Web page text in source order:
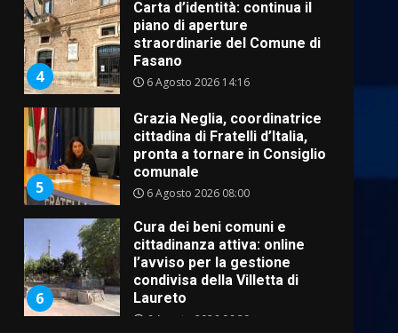
5
Grazia Neglia, coordinatrice
cittadina di Fratelli d’Italia,
pronta a tornare in Consiglio
comunale
6 Agosto 2026 08:00
6
Cura dei beni comuni e
cittadinanza attiva: online
l’avviso per la gestione
condivisa della Villetta di
Laureto
7
La magia del Minareto e la
prima assoluta de “L’Albergo
Belvedere. Il rapimento”
6 Agosto 2026 06:15